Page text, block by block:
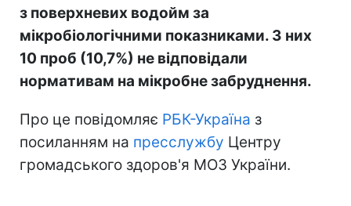
з поверхневих водойм за
мікробіологічними показниками. З них
10 проб (10,7%) не відповідали
нормативам на мікробне забруднення.
Про це повідомляє РБК-Україна з
посиланням на пресслужбу Центру
громадського здоров'я МОЗ України.